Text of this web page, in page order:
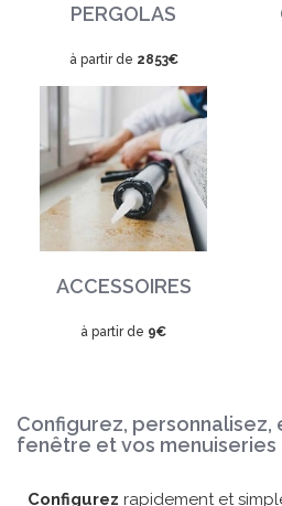
PERGOLAS
à partir de 2853€
ACCESSOIRES
à partir de 9€
Configurez,
fenêtre et vos
Configurez rapidement et